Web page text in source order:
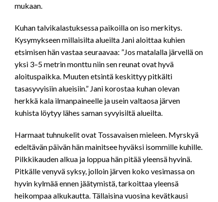
mukaan.
Kuhan talvikalastuksessa paikoilla on iso merkitys.
Kysymykseen millaisilta alueilta Jani aloittaa kuhien
etsimisen hän vastaa seuraavaa: ”Jos matalalla järvellä on
yksi 3–5 metrin monttu niin sen reunat ovat hyvä
aloituspaikka. Muuten etsintä keskittyy pitkälti
tasasyvyisiin alueisiin.” Jani korostaa kuhan olevan
herkkä kala ilmanpaineelle ja usein valtaosa järven
kuhista löytyy lähes saman syvyisiltä alueilta.
Harmaat tuhnukelit ovat Tossavaisen mieleen. Myrskyä
edeltävän päivän hän mainitsee hyväksi isommille kuhille.
Pilkkikauden alkua ja loppua hän pitää yleensä hyvinä.
Pitkälle venyvä syksy, jolloin järven koko vesimassa on
hyvin kylmää ennen jäätymistä, tarkoittaa yleensä
heikompaa alkukautta. Tällaisina vuosina kevätkausi